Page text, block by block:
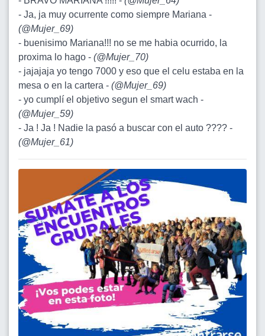
- Ja, ja muy ocurrente como siempre Mariana -
(@Mujer_69)
- buenisimo Mariana!!! no se me habia ocurrido, la
proxima lo hago - (@Mujer_70)
- jajajaja yo tengo 7000 y eso que el celu estaba en la
mesa o en la cartera - (@Mujer_69)
- yo cumplí el objetivo segun el smart wach -
(@Mujer_59)
- Ja ! Ja ! Nadie la pasó a buscar con el auto ???? -
(@Mujer_61)